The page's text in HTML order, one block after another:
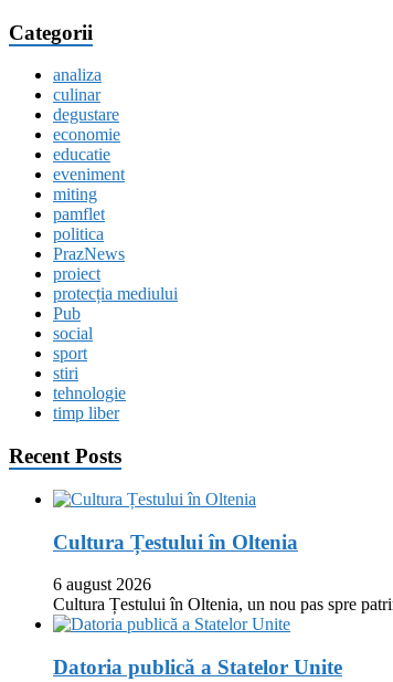
Categorii
analiza
culinar
degustare
economie
educatie
eveniment
miting
pamflet
politica
PrazNews
proiect
protecția mediului
Pub
social
sport
stiri
tehnologie
timp liber
Recent Posts
Cultura Țestului în Oltenia
6 august 2026
Cultura Țestului în Oltenia, un nou pas spre
Datoria publică a Statelor Unite